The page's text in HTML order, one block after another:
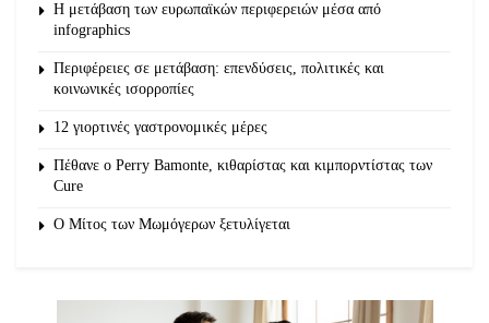
Η μετάβαση των ευρωπαϊκών περιφερειών μέσα από
infographics
Περιφέρειες σε μετάβαση: επενδύσεις, πολιτικές και
κοινωνικές ισορροπίες
12 γιορτινές γαστρονομικές μέρες
Πέθανε ο Perry Bamonte, κιθαρίστας και κιμπορντίστας των
Cure
O Μίτος των Μωμόγερων ξετυλίγεται